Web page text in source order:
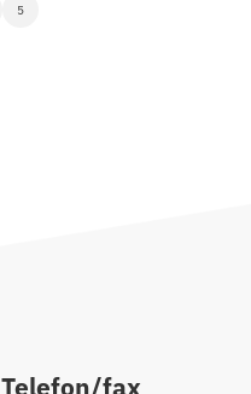
5
Telefon/fax